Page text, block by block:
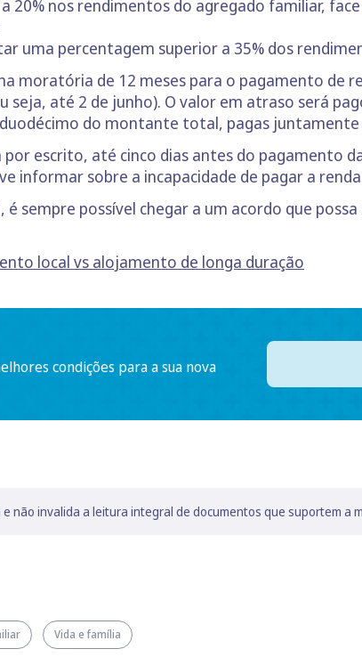
20% nos rendimentos do agregado familiar,
uma percentagem superior a 35% dos
moratória de 12 meses para o pagamento de
seja, até 2 de junho). O valor em atraso será
do montante total, pagas juntamente
escrito, até cinco dias antes do pagamento
informar sobre a incapacidade de pagar a
sempre possível chegar a um acordo que
local vs alojamento de longa duração
condições para a sua nova
não invalida a leitura integral de documentos que suportem a
Vida e família